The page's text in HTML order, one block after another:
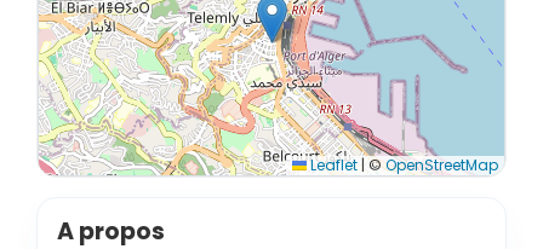
Leaflet | ©OpenStreetMap
A propos